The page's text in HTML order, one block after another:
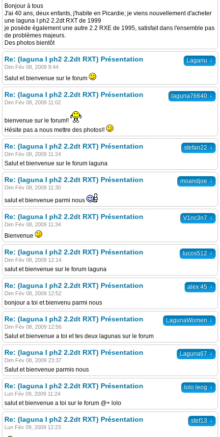
Bonjour à tous
J'ai 40 ans, deux enfants, j'habite en Picardie; je viens nouvellement d'acheter
une laguna I ph2 2.2dt RXT de 1999
je posède également une autre 2.2 RXE de 1995, satisfait dans l'ensemble pas
de problèmes majeurs.
Des photos bientôt
Laganu ↓
Re: (laguna I ph2 2.2dt RXT) Présentation
Dim Fév 08, 2009 9:44
Salut et bienvenue sur le forum
laguna76640 ↓
Re: (laguna I ph2 2.2dt RXT) Présentation
Dim Fév 08, 2009 11:02
bienvenue sur le forum!!
Hésite pas a nous mettre des photos!!
stefan22 ↓
Re: (laguna I ph2 2.2dt RXT) Présentation
Dim Fév 08, 2009 11:24
Salut et bienvenue sur le forum laguna
moandjoe ↓
Re: (laguna I ph2 2.2dt RXT) Présentation
Dim Fév 08, 2009 11:30
salut et bienvenue parmi nous
V1nc3n7 ↓
Re: (laguna I ph2 2.2dt RXT) Présentation
Dim Fév 08, 2009 11:34
Bienvenue
lucos512 ↓
Re: (laguna I ph2 2.2dt RXT) Présentation
Dim Fév 08, 2009 12:14
salut et bienvenue sur le forum laguna
alex 45 ↓
Re: (laguna I ph2 2.2dt RXT) Présentation
Dim Fév 08, 2009 12:52
bonjour a toi et bienvenu parmi nous
LagunaWomen ↓
Re: (laguna I ph2 2.2dt RXT) Présentation
Dim Fév 08, 2009 12:56
Salut et bienvenue a toi et tes deux lagunas sur le forum
Laguna67 ↓
Re: (laguna I ph2 2.2dt RXT) Présentation
Dim Fév 08, 2009 23:37
Salut et bienvenue parmis nous
lolo leog ↓
Re: (laguna I ph2 2.2dt RXT) Présentation
Lun Fév 09, 2009 11:24
salut et bienvenue a toi sur le forum @+ lolo
stef13 ↓
Re: (laguna I ph2 2.2dt RXT) Présentation
Lun Fév 09, 2009 12:23